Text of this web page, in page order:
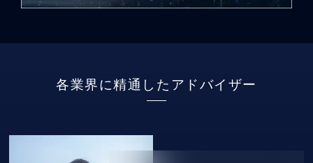
各業界に精通したアドバイザー